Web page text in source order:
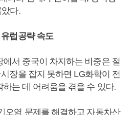
았다.
럽공략 속도
서 중국이 차지하는 비중은 절
장을 잡지 못하면 LG화학이 전
는 데 어려움을 겪을 수 있다.
오염 문제를 해결하고 자동차산